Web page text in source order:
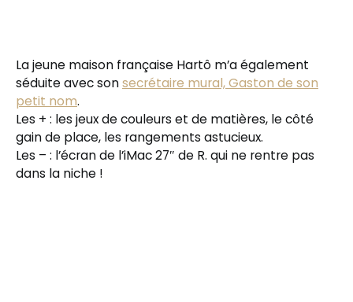
La jeune maison française Hartô m’a également
séduite avec sonsecrétaire mural, Gaston de son
petit nom.
Les + : les jeux de couleurs et de matières, le côté
gain de place, les rangements astucieux.
Les – : l’écran de l’iMac 27″ de R. qui ne rentre pas
dans la niche !